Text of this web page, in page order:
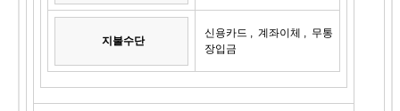
지불수단
신용카드 , 계좌이체 , 무통
장입금